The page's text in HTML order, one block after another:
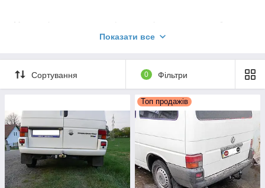
Ми готові запропонувати фаркопи вітчизняного виробництва,
а також ТСУ всесвітньовідомих брендів Hakpol, Auto-Hak,
Всі причіпні пристрої у нашому магазині
Найбільш популярні - це звичайні умовно-
знімні, де гак монтується на двох болтах.
Такі фаркопи мають доступну ціну і самі
високі технічні показники.
Показати все
Сортування 0 Фільтри
Топ продажів